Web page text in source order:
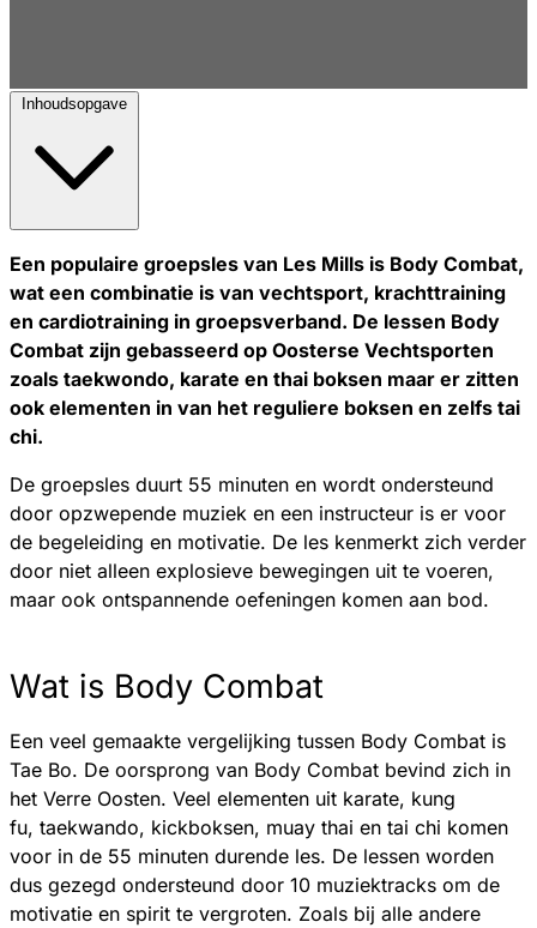
Inhoudsopgave
Een populaire groepsles van Les Mills is Body Combat,
wat een combinatie is van vechtsport, krachttraining
en cardiotraining in groepsverband. De lessen Body
Combat zijn gebasseerd op Oosterse Vechtsporten
zoals taekwondo, karate en thai boksen maar er zitten
ook elementen in van het reguliere boksen en zelfs tai
chi.
De groepsles duurt 55 minuten en wordt ondersteund
door opzwepende muziek en een instructeur is er voor
de begeleiding en motivatie. De les kenmerkt zich verder
door niet alleen explosieve bewegingen uit te voeren,
maar ook ontspannende oefeningen komen aan bod.
Wat is Body Combat
Een veel gemaakte vergelijking tussen Body Combat is
Tae Bo. De oorsprong van Body Combat bevind zich in
het Verre Oosten. Veel elementen uit karate, kung
fu, taekwando, kickboksen, muay thai en tai chi komen
voor in de 55 minuten durende les. De lessen worden
dus gezegd ondersteund door 10 muziektracks om de
motivatie en spirit te vergroten. Zoals bij alle andere